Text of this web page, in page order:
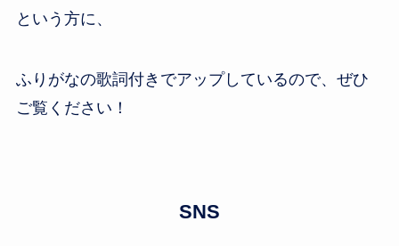
という方に、
ふりがなの歌詞付きでアップしているので、ぜひ
ご覧ください！
SNS